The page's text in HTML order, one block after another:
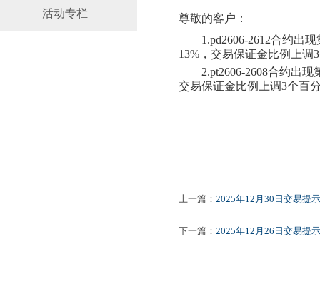
活动专栏
尊敬的客户：
1.pd2606-2612合约出现
13%，交易保证金比例 上调
2.pt2606-2608合约出现
交易保证金比例
上调3个百
上一篇： 2025年12月30日交易提示
下一篇： 2025年12月26日交易提示